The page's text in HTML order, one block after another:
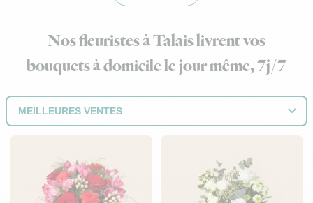
Nos fleuristes à Talais livrent vos
bouquets à domicile le jour même, 7j/7